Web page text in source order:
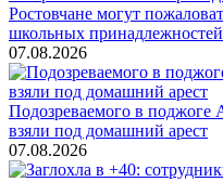
Ростовчане могут
школьных принадлежностей
07.08.2026
Подозреваемого в поджоге
взяли под домашний арест
07.08.2026